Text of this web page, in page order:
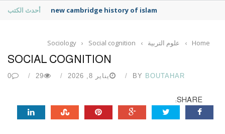
أحدث الكتب new cambridge history of islam
Home
› علوم التربية ›
Sociology › Social cognition
SOCIAL COGNITION
BY BOUTAHAR يناير 8, 2026 29
0
SHARE: